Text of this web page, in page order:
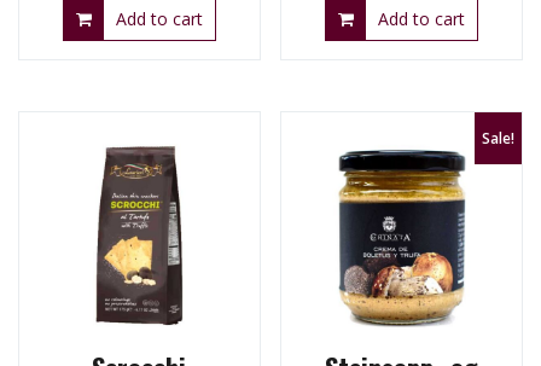
Add to cart Add to cart
Sale!